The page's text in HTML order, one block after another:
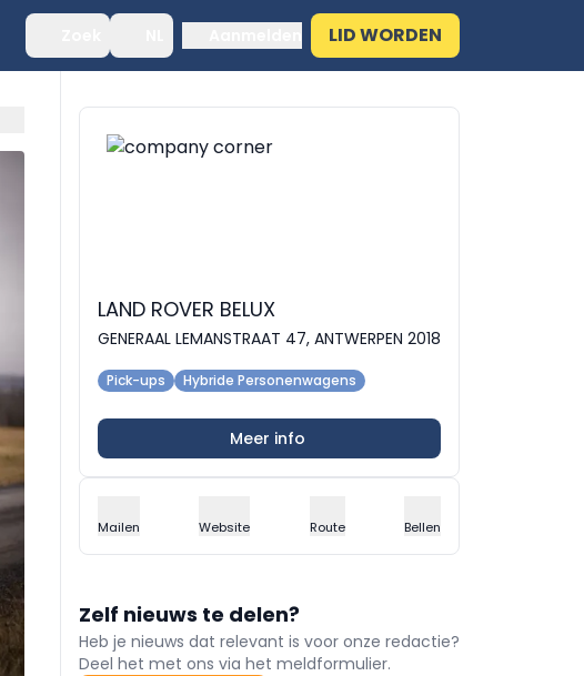
LID WORDEN
LAND ROVER BELUX
GENERAAL LEMANSTRAAT 47, ANTWERPEN 2018
Pick-ups Hybride Personenwagens
Meer info
Mailen Website Route Bellen
Zelf nieuws te delen?
Heb je nieuws dat relevant is voor onze redactie?
Deel het met ons via het meldformulier.